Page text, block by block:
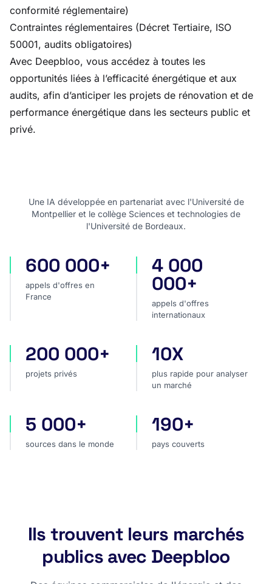
conformité réglementaire)
Contraintes réglementaires (Décret Tertiaire, ISO
50001, audits obligatoires)
Avec Deepbloo, vous accédez à toutes les
opportunités liées à l’efficacité énergétique et aux
audits, afin d’anticiper les projets de rénovation et de
performance énergétique dans les secteurs public et
privé.
Une IA développée en partenariat avec l'Université de
Montpellier et le collège Sciences et technologies de
l'Université de Bordeaux.
appels d'offres en France
600 000+
appels d'offres en
France
appels d'offres
4 000
000+
appels d'offres
internationaux
projets privés
200 000+
projets privés
plus rapide pour analyser
10X
plus rapide pour analyser
un marché
sources dans le monde
5 000+
sources dans le monde
pays couverts
190+
pays couverts
Ils trouvent leurs marchés
publics avec Deepbloo